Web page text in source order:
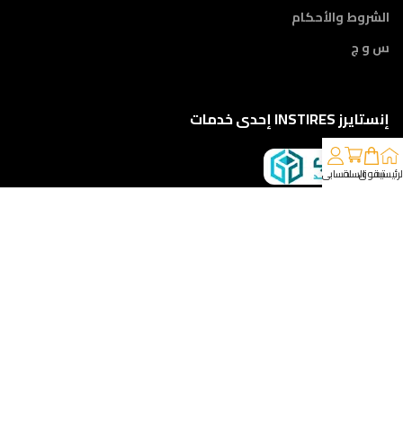
الشروط والأحكام
س و ج
إنستايرز INSTIRES إحدى خدمات
تسوقالسلةحسابي